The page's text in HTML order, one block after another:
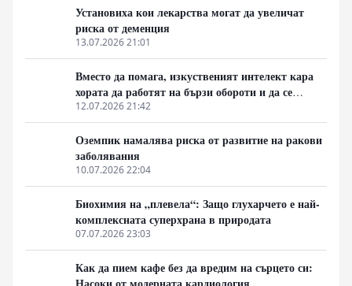
сблъсква с индустриален натиск, където пазарният
дял на рафинираните въглехидрати е защитен от
мащабни субсидии и агресивен маркетинг.
Установиха кои лекарства могат да увеличат
риска от деменция
13.07.2026 21:01
Вместо да помага, изкуственият интелект кара
хората да работят на бързи обороти и да се
скапват от умора
12.07.2026 21:42
Оземпик намалява риска от развитие на ракови
заболявания
10.07.2026 22:04
Биохимия на „плевела“: Защо глухарчето е най-
комплексната суперхрана в природата
07.07.2026 23:03
Как да пием кафе без да вредим на сърцето си: